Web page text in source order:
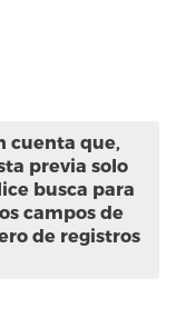
cuenta que,
previa solo
busca para
campos de
de registros